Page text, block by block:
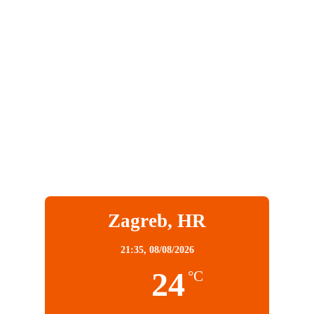
Zagreb, HR
21:35, 08/08/2026
24 °C